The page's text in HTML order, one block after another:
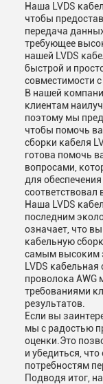
Наша LVDS
чтобы
передача
требующее
нашей LVDS
быстрой и
совместимости
В нашей
клиентам
поэтому мы
чтобы помочь
сборки кабеля
готова помочь
вопросами,
для
Наша LVDS
последним
означает, что
кабельную
самым высоким
LVDS
проволока AWG
требованиями
результатов.
Если вы
мы с радостью
оценки.Это
и убедиться,
потребностям
Подводя итог,